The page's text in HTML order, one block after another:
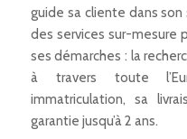
guide sa cliente dans
des services sur-mesure
ses démarches : la
à travers toute
immatriculation, sa
garantie jusqu’à 2 ans.